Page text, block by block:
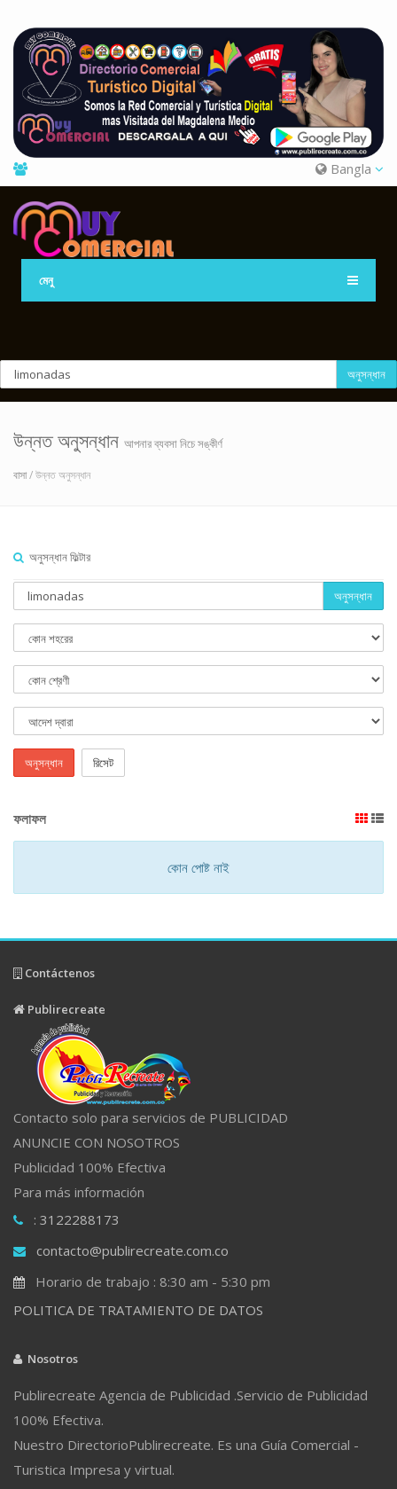
Bangla
মেনু
অনুসন্ধান
উন্নত অনুসন্ধান আপনার ব্যবসা নিচে সঙ্কীর্ণ
বাসা/ উন্নত অনুসন্ধান
অনুসন্ধান ফিল্টার
অনুসন্ধান
অনুসন্ধান রিসেট
ফলাফল
কোন পোষ্ট নাই
Contáctenos
Publirecreate
Contacto solo para servicios de PUBLICIDAD
ANUNCIE CON NOSOTROS
Publicidad 100% Efectiva
Para más información
: 3122288173
contacto@publirecreate.com.co
Horario de trabajo : 8:30 am - 5:30 pm
POLITICA DE TRATAMIENTO DE DATOS
Nosotros
Publirecreate Agencia de Publicidad .Servicio de Publicidad
100% Efectiva.
Nuestro DirectorioPublirecreate. Es una Guía Comercial -
Turistica Impresa y virtual.